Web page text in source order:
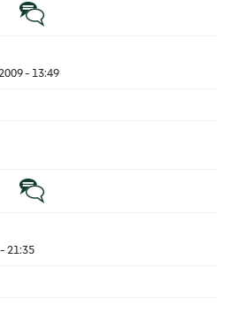
Tópico normal
- 13:49
Tópico normal
21:35